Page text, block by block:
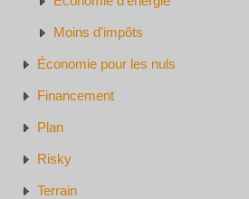
Moins d'impôts
Économie pour les nuls
Financement
Plan
Risky
Terrain